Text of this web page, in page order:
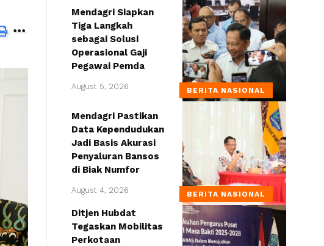
BERITA NASIONAL
Mendagri Siapkan
Tiga Langkah
sebagai Solusi
Operasional Gaji
Pegawai Pemda
August 5, 2026
BERITA NASIONAL
Mendagri Pastikan
Data Kependudukan
Jadi Basis Akurasi
Penyaluran Bansos
di Biak Numfor
August 4, 2026
Ditjen Hubdat
Tegaskan Mobilitas
Perkotaan